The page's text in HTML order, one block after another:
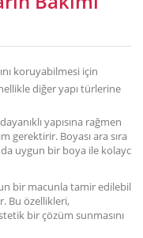
koruyabilmesi için
diğer yapı türlerine
yapısına rağmen
gerektirir. Boyası ara sıra
uygun bir boya ile kolayca
bir macunla tamir edilebilir
Bu özellikleri,
bir çözüm sunmasını